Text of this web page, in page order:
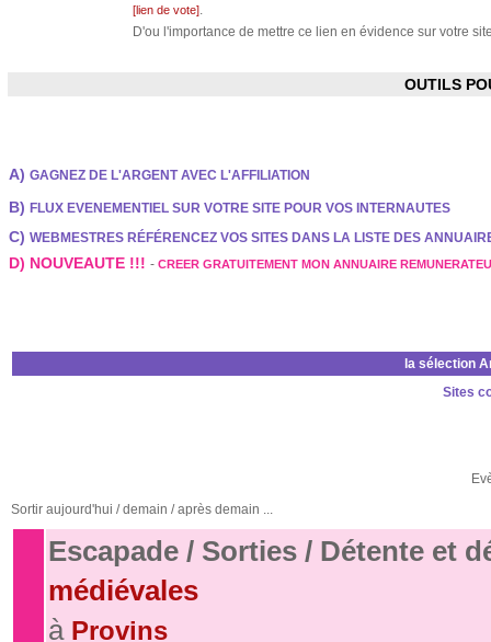
[lien de vote].
D'ou l'importance de mettre ce lien en évidence sur votre
OUTILS
A) GAGNEZ DE L'ARGENT AVEC L'AFFILIATION
B) FLUX EVENEMENTIEL SUR VOTRE SITE POUR VOS INTERNAUTES
C) WEBMESTRES RÉFÉRENCEZ VOS SITES DANS LA LISTE DES
D) NOUVEAUTE !!! - CREER GRATUITEMENT MON ANNUAIRE
la sélection
Sites
Sortir aujourd'hui / demain / après demain ...
Escapade / Sorties / Détente et
médiévales
à Provins